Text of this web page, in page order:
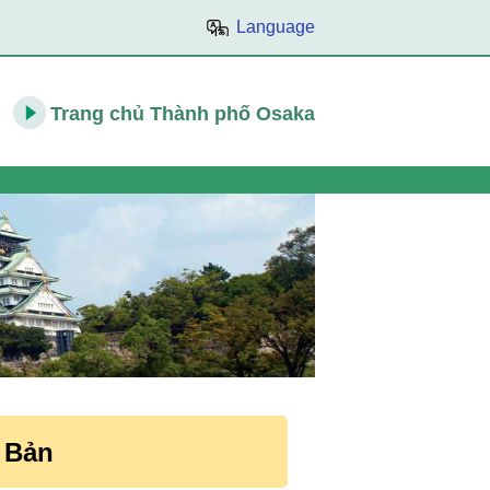
Language
Trang chủ Thành phố Osaka